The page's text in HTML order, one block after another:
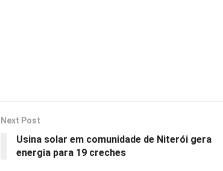
Next Post
Usina solar em comunidade de Niterói gera
energia para 19 creches